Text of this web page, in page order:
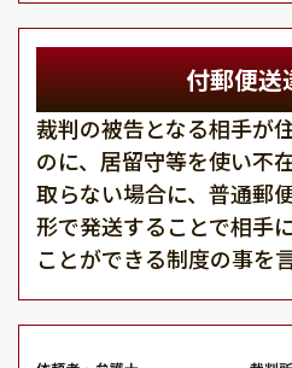
付郵便送
裁判の被告となる相手が
のに、居留守等を使い不
取らない場合に、普通郵
形で発送することで相手
ことができる制度の事を